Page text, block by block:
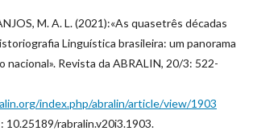
M. A. L. (2021):«As quasetrês décadas
Linguística brasileira: um panorama
nacional». Revista da ABRALIN, 20/3: 522-
index.php/abralin/article/view/1903
rabralin.v20i3.1903.